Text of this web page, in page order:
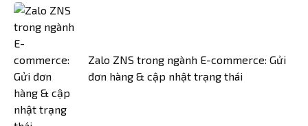
Zalo ZNS trong ngành E-commerce: Gửi
đơn hàng & cập nhật trạng thái